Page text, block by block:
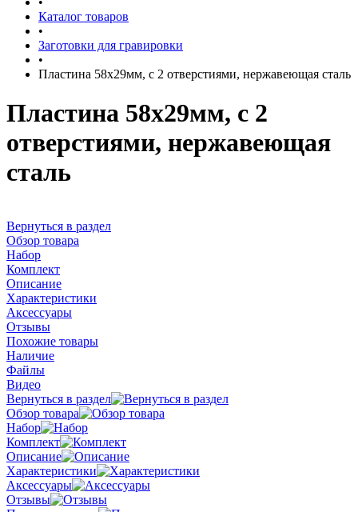
Каталог товаров
•
Заготовки для гравировки
•
Пластина 58x29мм, с 2 отверстиями, нержавеющая сталь
Пластина 58x29мм, с 2
отверстиями, нержавеющая
сталь
Вернуться в раздел
Обзор товара
Набор
Комплект
Описание
Характеристики
Аксессуары
Отзывы
Похожие товары
Наличие
Файлы
Видео
Вернуться в раздел
Обзор товара
Набор
Комплект
Описание
Характеристики
Аксессуары
Отзывы